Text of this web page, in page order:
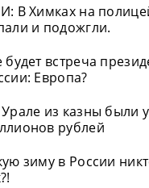
В Химках на
и подожгли.
будет встреча
Европа?
из казны были
рублей
зиму в России